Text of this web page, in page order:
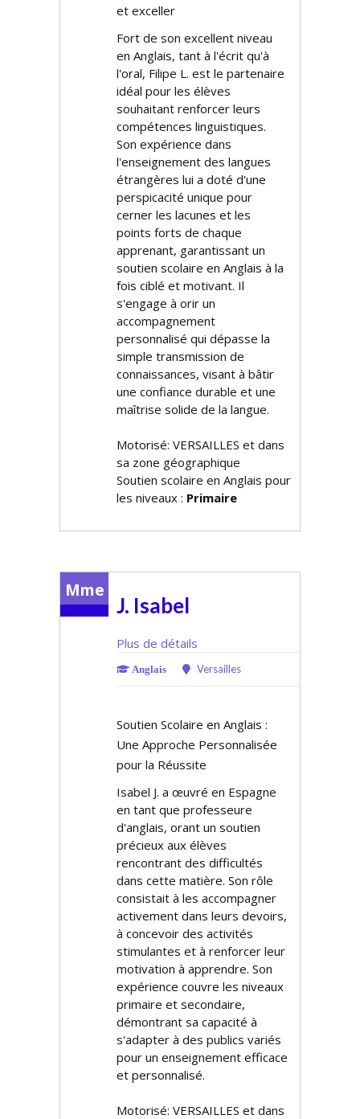
et exceller
Fort de son excellent niveau
en Anglais, tant à l'écrit qu'à
l'oral, Filipe L. est le partenaire
idéal pour les élèves
souhaitant renforcer leurs
compétences linguistiques.
Son expérience dans
l'enseignement des langues
étrangères lui a doté d'une
perspicacité unique pour
cerner les lacunes et les
points forts de chaque
apprenant, garantissant un
soutien scolaire en Anglais à la
fois ciblé et motivant. Il
s'engage à offrir un
accompagnement
personnalisé qui dépasse la
simple transmission de
connaissances, visant à bâtir
une confiance durable et une
maîtrise solide de la langue.
Motorisé: VERSAILLES et dans
sa zone géographique
Soutien scolaire en Anglais pour
les niveaux : Primaire
Mme
J. Isabel
Plus de détails
Anglais Versailles
Soutien Scolaire en Anglais :
Une Approche Personnalisée
pour la Réussite
Isabel J. a œuvré en Espagne
en tant que professeure
d'anglais, offrant un soutien
précieux aux élèves
rencontrant des difficultés
dans cette matière. Son rôle
consistait à les accompagner
activement dans leurs devoirs,
à concevoir des activités
stimulantes et à renforcer leur
motivation à apprendre. Son
expérience couvre les niveaux
primaire et secondaire,
démontrant sa capacité à
s'adapter à des publics variés
pour un enseignement efficace
et personnalisé.
Motorisé: VERSAILLES et dans